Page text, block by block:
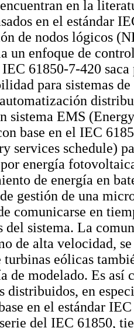
en la
en el estándar
de nodos lógicos
un enfoque de
61850-7-420
para sistemas
sistema EMS
base en el IEC
services schedule)
energía
de energía en
gestión de una
comunicarse en
del sistema. La
de alta velocidad,
turbinas eólicas
de modelado. Es así
distribuidos, en
en el estándar
del IEC 61850,